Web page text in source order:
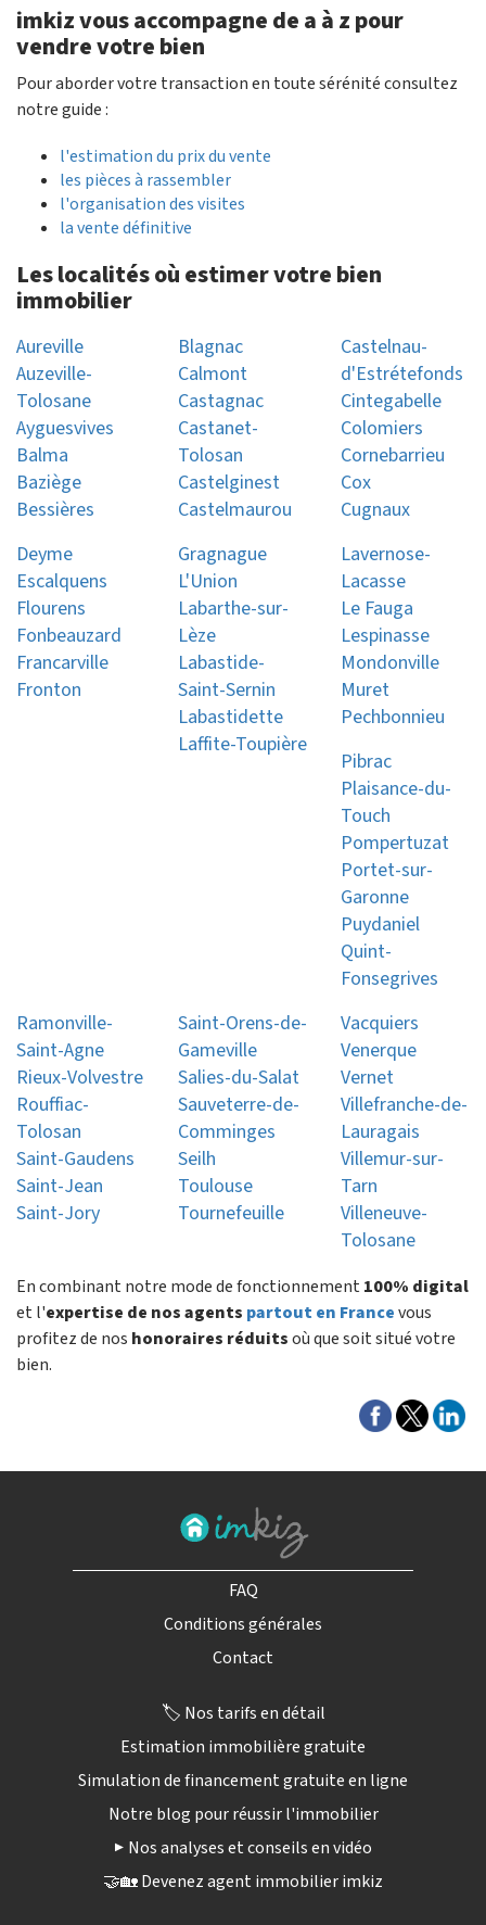
imkiz vous accompagne de a à z pour
vendre votre bien
Pour aborder votre transaction en toute sérénité consultez
notre guide :
l'estimation du prix du vente
les pièces à rassembler
l'organisation des visites
la vente définitive
Les localités où estimer votre bien
immobilier
Aureville
Auzeville-
Tolosane
Ayguesvives
Balma
Baziège
Bessières
Blagnac
Calmont
Castagnac
Castanet-
Tolosan
Castelginest
Castelmaurou
Castelnau-
d'Estrétefonds
Cintegabelle
Colomiers
Cornebarrieu
Cox
Cugnaux
Deyme
Escalquens
Flourens
Fonbeauzard
Francarville
Fronton
Gragnague
L'Union
Labarthe-sur-
Lèze
Labastide-
Saint-Sernin
Labastidette
Laffite-Toupière
Lavernose-
Lacasse
Le Fauga
Lespinasse
Mondonville
Muret
Pechbonnieu
Pibrac
Plaisance-du-
Touch
Pompertuzat
Portet-sur-
Garonne
Puydaniel
Quint-
Fonsegrives
Ramonville-
Saint-Agne
Rieux-Volvestre
Rouffiac-
Tolosan
Saint-Gaudens
Saint-Jean
Saint-Jory
Saint-Orens-de-
Gameville
Salies-du-Salat
Sauveterre-de-
Comminges
Seilh
Toulouse
Tournefeuille
Vacquiers
Venerque
Vernet
Villefranche-de-
Lauragais
Villemur-sur-
Tarn
Villeneuve-
Tolosane
En combinant notre mode de fonctionnement 100% digital
et l'expertise de nos agents partout en Francevous
profitez de nos honoraires réduitsoù que soit situé votre
bien.
FAQ
Conditions générales
Contact
🏷️ Nos tarifs en détail
Estimation immobilière gratuite
Simulation de financement gratuite en ligne
Notre blog pour réussir l'immobilier
▶️ Nos analyses et conseils en vidéo
🤝🏡 Devenez agent immobilier imkiz